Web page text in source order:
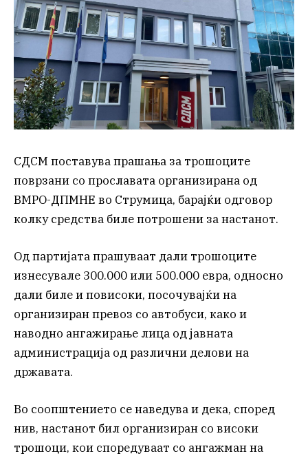
СДСМ поставува прашања за трошоците
поврзани со прославата организирана од
ВМРО-ДПМНЕ во Струмица, барајќи одговор
колку средства биле потрошени за настанот.
Од партијата прашуваат дали трошоците
изнесувале 300.000 или 500.000 евра, односно
дали биле и повисоки, посочувајќи на
организиран превоз со автобуси, како и
наводно ангажирање лица од јавната
администрација од различни делови на
државата.
Во соопштението се наведува и дека, според
нив, настанот бил организиран со високи
трошоци, кои споредуваат со ангажман на